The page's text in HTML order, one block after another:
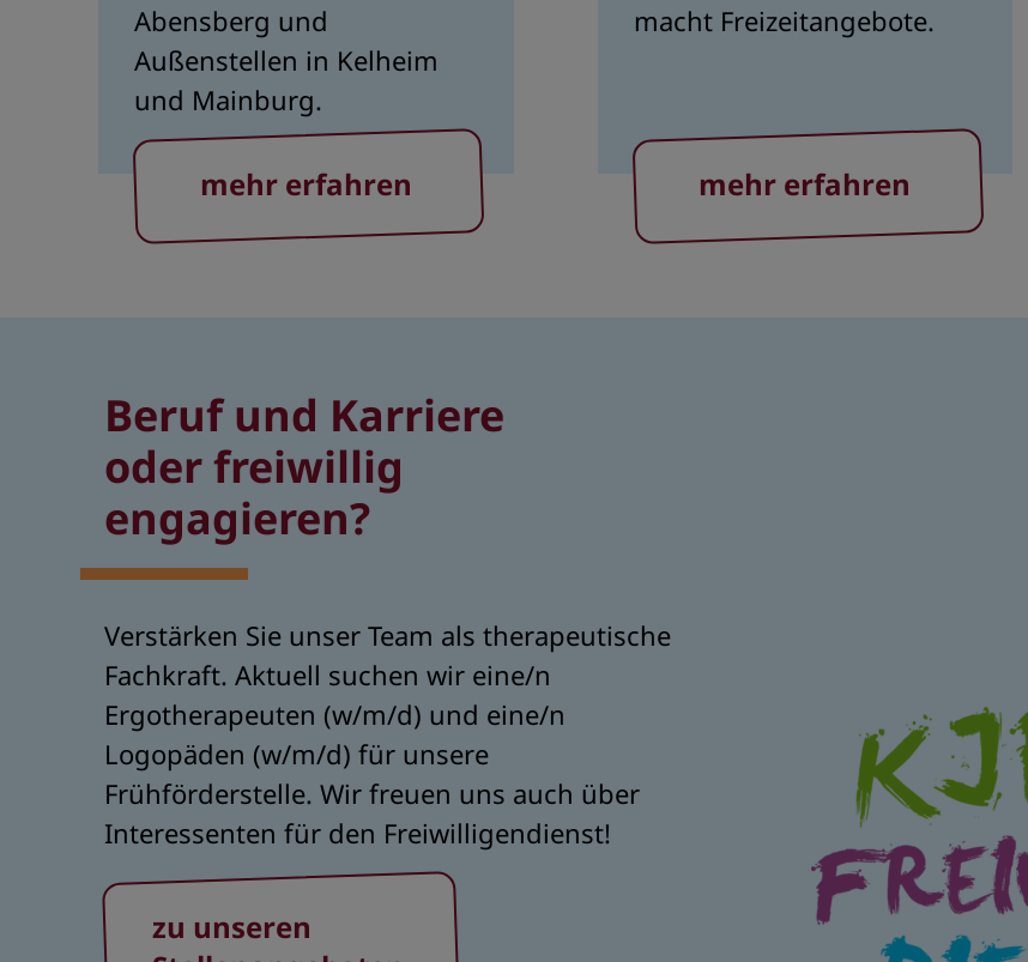
Abensberg und
Außenstellen in Kelheim
und Mainburg.
mehr erfahren
macht Freizeitangebote.
mehr erfahren
Beruf und Karriere
oder freiwillig
engagieren?
Verstärken Sie unser Team als therapeutische
Fachkraft. Aktuell suchen wir eine/n
Ergotherapeuten (w/m/d) und eine/n
Logopäden (w/m/d) für unsere
Frühförderstelle. Wir freuen uns auch über
Interessenten für den Freiwilligendienst!
zu unseren